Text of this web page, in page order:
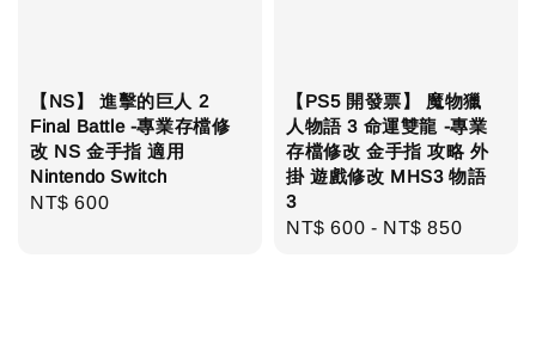
【NS】 進擊的巨人 2
Final Battle -專業存檔修
改 NS 金手指 適用
Nintendo Switch
Regular
NT$ 600
【PS5 開發票】 魔物獵
人物語 3 命運雙龍 -專業
存檔修改 金手指 攻略 外
掛 遊戲修改 MHS3 物語
3
Regular
NT$ 600 - NT$ 850